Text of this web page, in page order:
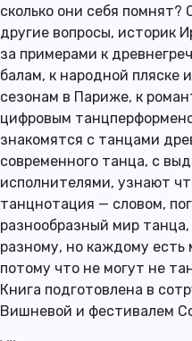
сколько они себя помнят?
другие вопросы, историк
за примерами к
балам, к народной пляске
сезонам в Париже, к
цифровым
знакомятся с танцами
современного танца, с
исполнителями, узнают
танцнотация — словом,
разнообразный мир
разному, но каждому
потому что не могут не
Книга подготовлена в
Вишневой и фестивалем